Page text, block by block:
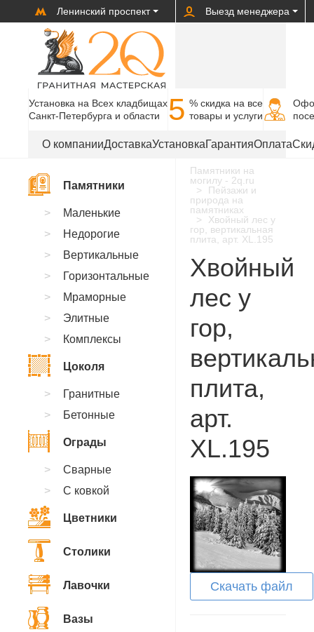
Ленинский проспект Выезд менеджера
Установка на Всех кладбищах
Санкт-Петербурга и области
5 % cкидка на все
товары и услуги
О компанииДоставкаУстановкаГарантияОплата
Памятники на
могилу - 2q.ru
Пейзажи и
природа на
памятниках
Хвойный лес у
гор, вертикальная
плита, арт. XL.195
Хвойный
лес у
гор,
плита,
арт.
XL.195
Скачать файл
Памятники
Маленькие
Недорогие
Вертикальные
Горизонтальные
Мраморные
Элитные
Комплексы
Цоколя
Гранитные
Бетонные
Ограды
Сварные
С ковкой
Цветники
Столики
Лавочки
Вазы